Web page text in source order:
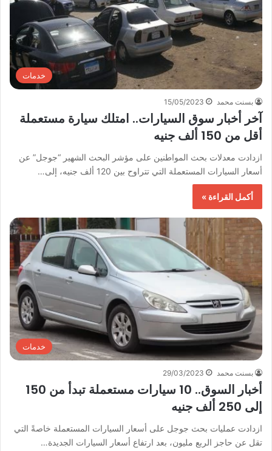
خدمات
بسنت محمد 15/05/2023
آخر أخبار سوق السيارات.. امتلك سيارة مستعملة
أقل من 150 ألف جنيه
ازدادت معدلات بحث المواطنين على مؤشر البحث الشهير “جوجل” عن
أسعار السيارات المستعملة التي تتراوح بين 120 ألف جنيه، إلى…
أكمل القراءة »
خدمات
بسنت محمد 29/03/2023
أخبار السوق.. 10 سيارات مستعملة تبدأ من 150
إلى 250 ألف جنيه
ازدادت عمليات بحث جوجل على أسعار السيارات المستعملة خاصةً التي
تقل عن حاجز الربع مليون، بعد ارتفاع أسعار السيارات الجديدة…